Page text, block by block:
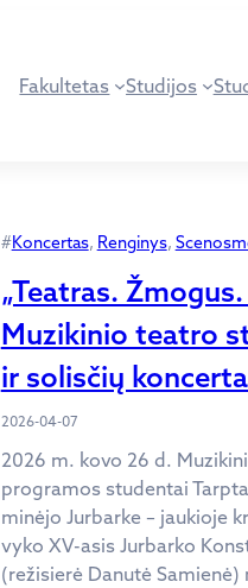
Fakultetas Studijos
#Koncertas, Renginys,
„Teatras. Žmogus.
Muzikinio teatro
ir solisčių
2026-04-07
2026 m. kovo 26 d.
programos studentai
minėjo Jurbarke – jaukioje
vyko XV-asis Jurbarko
(režisierė Danutė Samienė)